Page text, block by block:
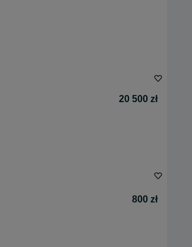
20 500 zł
800 zł